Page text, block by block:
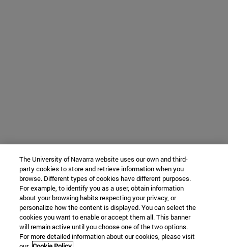
The University of Navarra website uses our own and third-
party cookies to store and retrieve information when you
browse. Different types of cookies have different purposes.
For example, to identify you as a user, obtain information
about your browsing habits respecting your privacy, or
personalize how the content is displayed. You can select the
cookies you want to enable or accept them all. This banner
will remain active until you choose one of the two options.
For more detailed information about our cookies, please visit